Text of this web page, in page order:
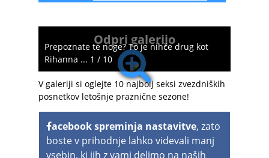
Odpri galerijo
Prepoznate te noge? To je nihče drug kot
Rihanna ... 1 / 10
V galeriji si oglejte 10 najbolj seksi zvezdniških
posnetkov letošnje praznične sezone!
acebook spreminja nastavitve, zato
boste v prihodnje lahko videvali manj
vsebin, ki jih z vami delimo na naših